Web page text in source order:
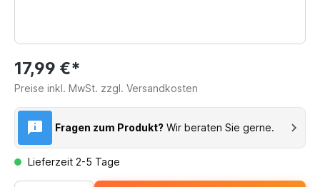
17,99 €*
Preise inkl. MwSt. zzgl. Versandkosten
Fragen zum Produkt? Wir beraten Sie gerne.
Lieferzeit 2-5 Tage